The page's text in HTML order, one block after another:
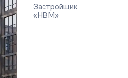
Застройщик
«НВМ»